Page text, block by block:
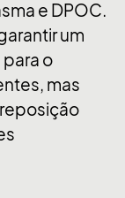
e DPOC.
um
o
mas